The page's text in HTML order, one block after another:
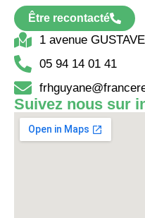
Être recontacté
1 avenue
05 94 14 01 41
Suivez nous sur